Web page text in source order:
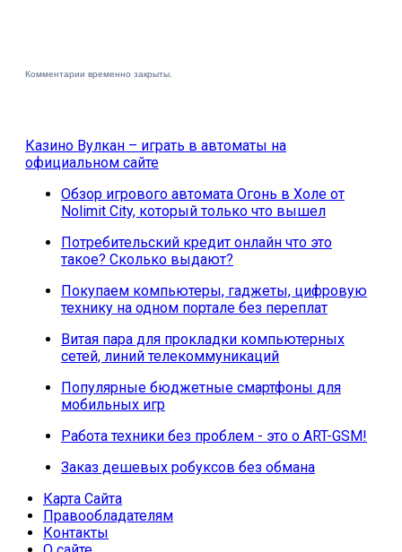
Комментарии временно закрыты.
Казино Вулкан – играть в автоматы на
официальном сайте
Обзор игрового автомата Огонь в Холе от
Nolimit City, который только что вышел
Потребительский кредит онлайн что это
такое? Сколько выдают?
Покупаем компьютеры, гаджеты, цифровую
технику на одном портале без переплат
Витая пара для прокладки компьютерных
сетей, линий телекоммуникаций
Популярные бюджетные смартфоны для
мобильных игр
Работа техники без проблем - это о ART-GSM!
Заказ дешевых робуксов без обмана
Карта Сайта
Правообладателям
Контакты